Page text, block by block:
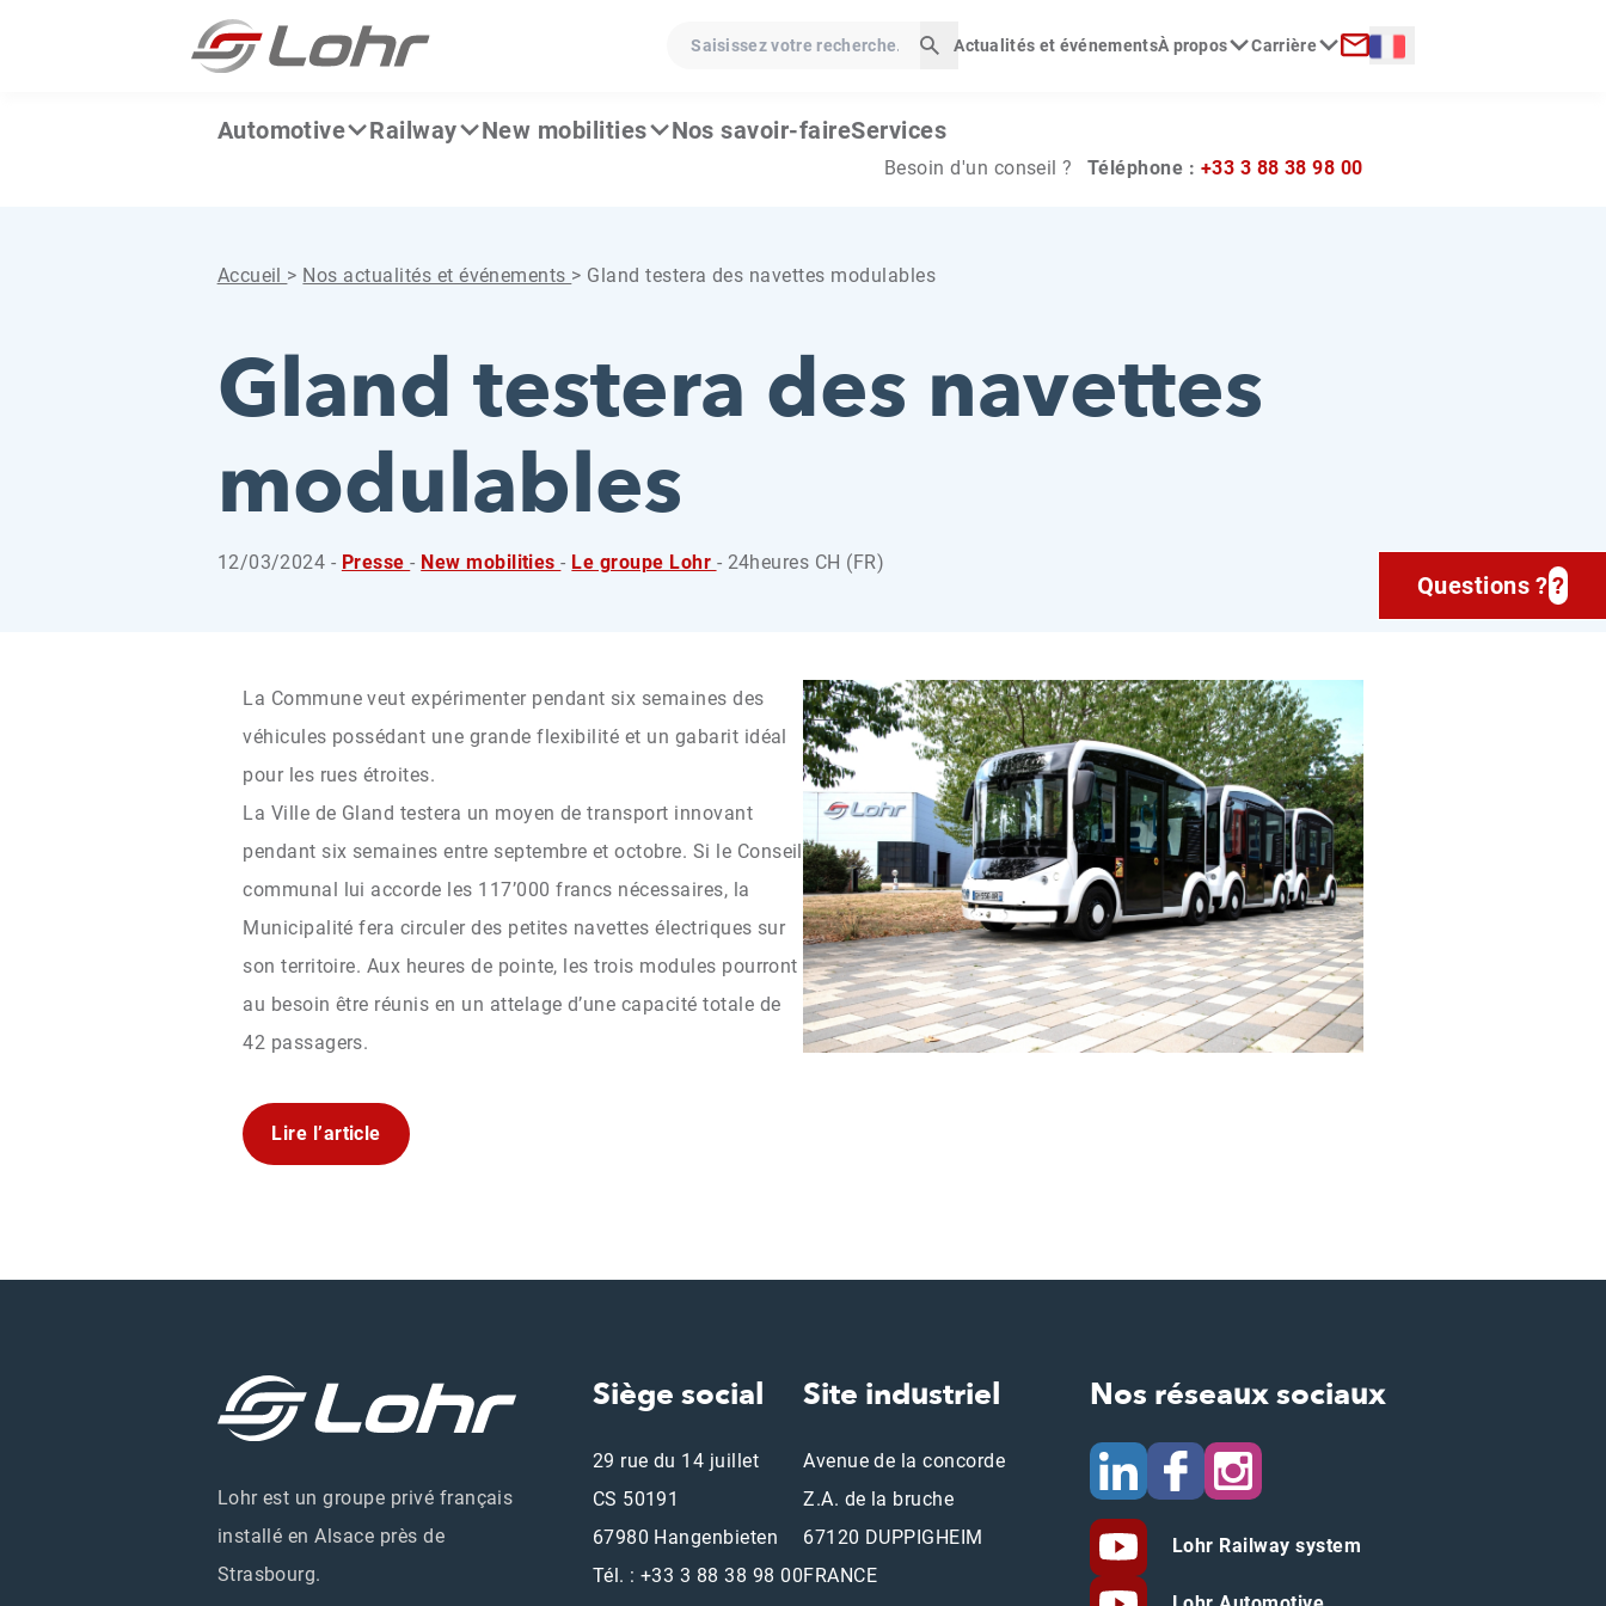
Aller directement au contenu
Saisissez votre recherche…
Lancer la recherche
Actualités et événementsÀ propos Carrière Langue :
Automotive Railway New mobilities Nos savoir-faireServices
Besoin d'un conseil ? Téléphone : +33 3 88 38 98 00
Accueil > Nos actualités et événements > Gland testera des navettes modulables
Gland testera des navettes
modulables
12/03/2024 - Presse- New mobilities- Le groupe Lohr - 24heures CH (FR)
La Commune veut expérimenter pendant six semaines des
véhicules possédant une grande flexibilité et un gabarit idéal
pour les rues étroites.
La Ville de Gland testera un moyen de transport innovant
pendant six semaines entre septembre et octobre. Si le Conseil
communal lui accorde les 117’000 francs nécessaires, la
Municipalité fera circuler des petites navettes électriques sur
son territoire. Aux heures de pointe, les trois modules pourront
au besoin être réunis en un attelage d’une capacité totale de
42 passagers.
Lire l’article
Questions ??
Lohr est un groupe privé français
installé en Alsace près de
Strasbourg.
Siège social
29 rue du 14 juillet
CS 50191
67980 Hangenbieten
Tél. : +33 3 88 38 98 00
Site industriel
Avenue de la concorde
Z.A. de la bruche
67120 DUPPIGHEIM
FRANCE
Nos réseaux sociaux
Lohr Railway system
Panneau de gestion des cookies